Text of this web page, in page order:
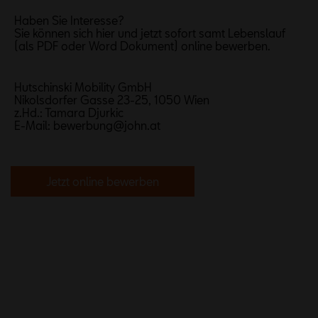
Haben Sie Interesse?
Sie können sich hier und jetzt sofort samt Lebenslauf
(als PDF oder Word Dokument) online bewerben.
Hutschinski Mobility GmbH
Nikolsdorfer Gasse 23-25, 1050 Wien
z.Hd.: Tamara Djurkic
E-Mail: bewerbung@john.at